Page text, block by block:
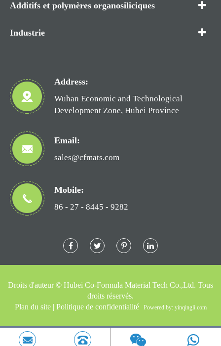
Additifs et polymères organosiliciques
Industrie
Address:
Wuhan Economic and Technological
Development Zone, Hubei Province
Email:
sales@cfmats.com
Mobile:
86 - 27 - 8445 - 9282
Droits d'auteur © Hubei Co-Formula Material Tech Co.,Ltd. Tous
droits réservés.
Plan du site| Politique de confidentialité Powered by: yinqingli.com